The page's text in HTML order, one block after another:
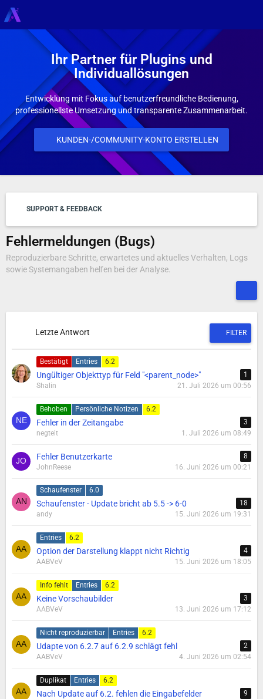
Ihr Partner für Plugins und
Individuallösungen
Entwicklung mit Fokus auf benutzerfreundliche Bedienung,
professionellste Umsetzung und transparente Zusammenarbeit.
KUNDEN-/COMMUNITY-KONTO ERSTELLEN
SUPPORT & FEEDBACK
Fehlermeldungen (Bugs)
Reproduzierbare Schritte, erwartetes und aktuelles Verhalten, Logs
sowie Systemangaben helfen bei der Analyse.
Letzte Antwort FILTER
Bestätigt Entries 6.2
Ungültiger Objekttyp für Feld "<parent_node>"
1
Shalin
21. Juli 2026 um 00:56
Behoben Persönliche Notizen 6.2
Fehler in der Zeitangabe
3
negteit
1. Juli 2026 um 08:49
Fehler Benutzerkarte
8
JohnReese
16. Juni 2026 um 00:21
Schaufenster 6.0
Schaufenster - Update bricht ab 5.5 -> 6-0
18
andy
15. Juni 2026 um 19:31
Entries 6.2
Option der Darstellung klappt nicht Richtig
4
AABVeV
15. Juni 2026 um 18:05
Info fehlt Entries 6.2
Keine Vorschaubilder
3
AABVeV
13. Juni 2026 um 17:12
Nicht reproduzierbar Entries 6.2
Udapte von 6.2.7 auf 6.2.9 schlägt fehl
2
AABVeV
4. Juni 2026 um 02:54
Duplikat Entries 6.2
Nach Update auf 6.2. fehlen die Eingabefelder
9